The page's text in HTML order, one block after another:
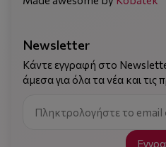
Newsletter
Κάντε εγγραφή στο
άμεσα για όλα τα νέα και